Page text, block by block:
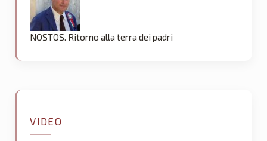
NOSTOS. Ritorno alla terra dei padri
VIDEO